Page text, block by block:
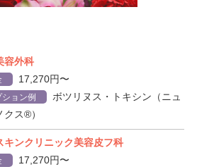
容外科
17,270円〜
ション例
ボツリヌス・トキシン（ニュ
クス®）
キンクリニック美容皮フ科
17,270円〜